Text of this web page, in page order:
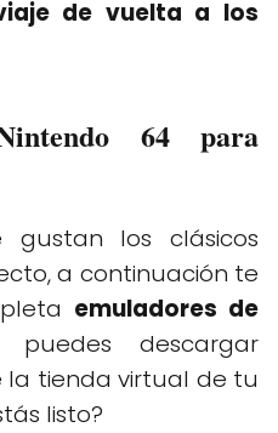
de vuelta a los
64 para
los clásicos
a continuación te
emuladores de
descargar
tienda virtual de tu
listo?